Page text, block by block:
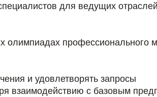
для ведущих отраслей
олимпиадах профессионального
и удовлетворять запросы
взаимодействию с базовым